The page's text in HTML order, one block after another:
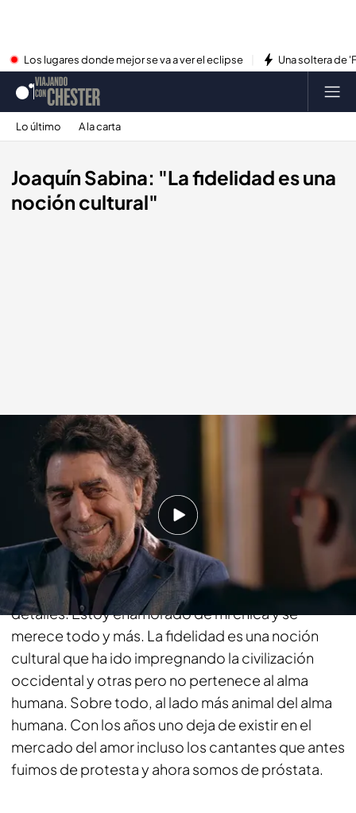
Los lugares donde mejor se va a ver el eclipse Una soltera de
Lo último A la carta
Joaquín Sabina: "La fidelidad es una
noción cultural"
Cuatro.com
21 SEP 2014 - 22:40h.
Compartir
Joaquín Sabina:En la actualidad, soy monógamo
pero no fundamentalista. No entremos en
detalles. Estoy enamorado de mi chica y se
merece todo y más. La fidelidad es una noción
cultural que ha ido impregnando la civilización
occidental y otras pero no pertenece al alma
humana. Sobre todo, al lado más animal del alma
humana. Con los años uno deja de existir en el
mercado del amor incluso los cantantes que antes
fuimos de protesta y ahora somos de próstata.